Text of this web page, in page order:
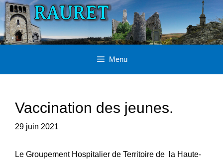
Aller
au
contenu
Menu
Vaccination des jeunes.
29 juin 2021
Le Groupement Hospitalier de Territoire de la Haute-